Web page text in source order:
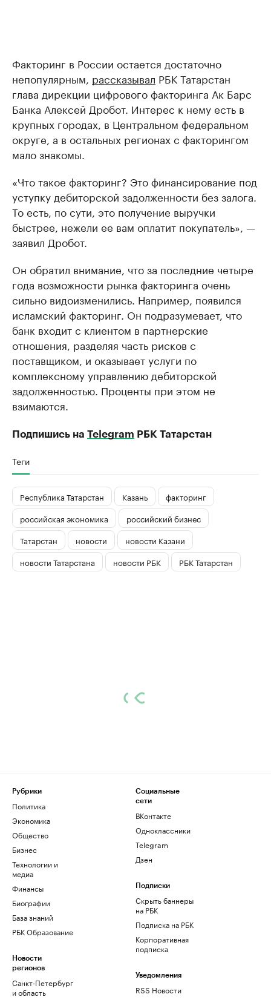
Факторинг в России остается достаточно
непопулярным, рассказывал РБК Татарстан
глава дирекции цифрового факторинга Ак Барс
Банка Алексей Дробот. Интерес к нему есть в
крупных городах, в Центральном федеральном
округе, а в остальных регионах с факторингом
мало знакомы.
«Что такое факторинг? Это финансирование под
уступку дебиторской задолженности без залога.
То есть, по сути, это получение выручки
быстрее, нежели ее вам оплатит покупатель», —
заявил Дробот.
Он обратил внимание, что за последние четыре
года возможности рынка факторинга очень
сильно видоизменились. Например, появился
исламский факторинг. Он подразумевает, что
банк входит с клиентом в партнерские
отношения, разделяя часть рисков с
поставщиком, и оказывает услуги по
комплексному управлению дебиторской
задолженностью. Проценты при этом не
взимаются.
Подпишись на Telegram РБК Татарстан
Теги
Республика Татарстан Казань
факторинг
российская экономика
российский бизнес
Татарстан
новости
новости Казани
новости Татарстана
новости РБК РБК Татарстан
Рубрики
Политика
Экономика
Общество
Бизнес
Технологии и
медиа
Финансы
Биографии
База знаний
РБК Образование
Новости
регионов
Санкт-Петербург
и область
Социальные
сети
ВКонтакте
Одноклассники
Telegram
Дзен
Подписки
Скрыть баннеры
на РБК
Подписка на РБК
Корпоративная
подписка
Уведомления
RSS Новости